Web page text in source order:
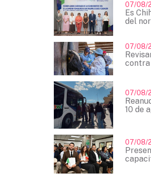
07/08/
Es
del
07/08/
contra
07/08/
10 de
07/08/